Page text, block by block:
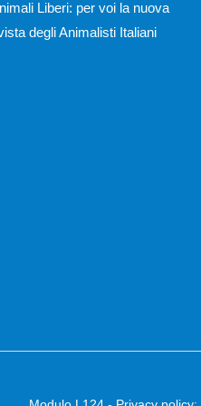
Liberi: per voi la nuova
degli Animalisti Italiani